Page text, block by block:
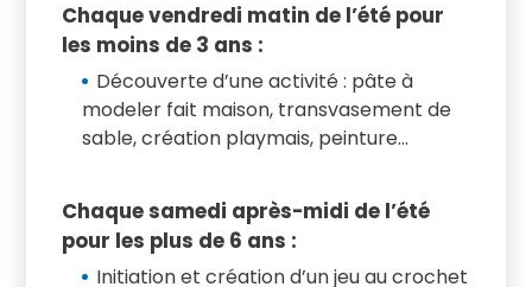
Chaque vendredi matin de l’été pour
les moins de 3 ans :
Découverte d’une activité : pâte à
modeler fait maison, transvasement de
sable, création playmais, peinture…
Chaque samedi après-midi de l’été
pour les plus de 6 ans :
Initiation et création d’un jeu au crochet